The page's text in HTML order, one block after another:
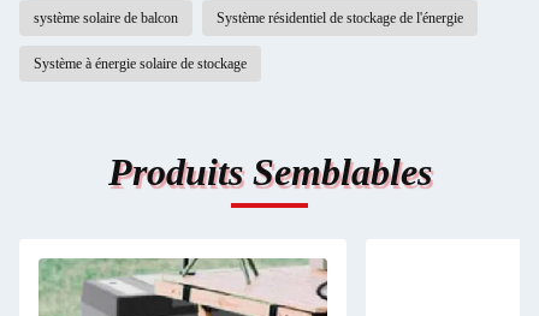
système solaire de balcon Système résidentiel de stockage de l'énergie
Système à énergie solaire de stockage
Produits Semblables